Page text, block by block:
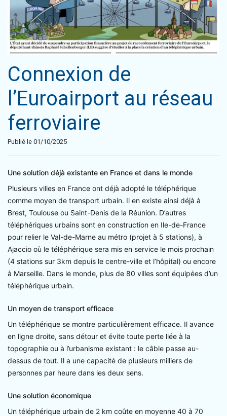
Connexion de
l’Euroairport au réseau
ferroviaire
Publié le 01/10/2025
Une solution déjà existante en France et dans le monde
Plusieurs villes en France ont déjà adopté le téléphérique
comme moyen de transport urbain. Il en existe ainsi déjà à
Brest, Toulouse ou Saint-Denis de la Réunion. D’autres
téléphériques urbains sont en construction en Ile-de-France
pour relier le Val-de-Marne au métro (projet à 5 stations), à
Ajaccio où le téléphérique sera mis en service le mois prochain
(4 stations sur 3km depuis le centre-ville et l’hôpital) ou encore
à Marseille. Dans le monde, plus de 80 villes sont équipées d’un
téléphérique urbain.
Un moyen de transport efficace
Un téléphérique se montre particulièrement efficace. Il avance
en ligne droite, sans détour et évite toute perte liée à la
topographie ou à l’urbanisme existant : le câble passe au-
dessus de tout. Il a une capacité de plusieurs milliers de
personnes par heure dans les deux sens.
Une solution économique
Un téléphérique urbain de 2 km coûte en moyenne 40 à 70